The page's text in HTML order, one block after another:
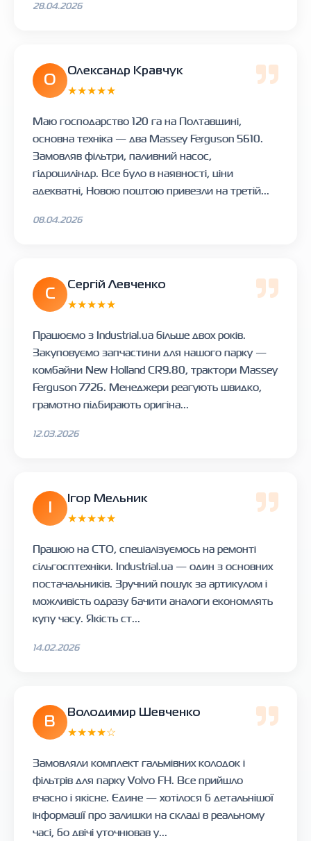
28.04.2026
О
Олександр Кравчук
★★★★★
Маю господарство 120 га на Полтавщині,
основна техніка — два Massey Ferguson 5610.
Замовляв фільтри, паливний насос,
гідроциліндр. Все було в наявності, ціни
адекватні, Новою поштою привезли на третій...
08.04.2026
С
Сергій Левченко
★★★★★
Працюємо з Industrial.ua більше двох років.
Закуповуємо запчастини для нашого парку —
комбайни New Holland CR9.80, трактори Massey
Ferguson 7726. Менеджери реагують швидко,
грамотно підбирають оригіна...
12.03.2026
Ігор Мельник
★★★★★
Працюю на СТО, спеціалізуємось на ремонті
сільгосптехніки. Industrial.ua — один з основних
постачальників. Зручний пошук за артикулом і
можливість одразу бачити аналоги економлять
купу часу. Якість ст...
14.02.2026
В
Володимир Шевченко
★★★★☆
Замовляли комплект гальмівних колодок і
фільтрів для парку Volvo FH. Все прийшло
вчасно і якісне. Єдине — хотілося б детальнішої
інформації про залишки на складі в реальному
часі, бо двічі уточнював у...